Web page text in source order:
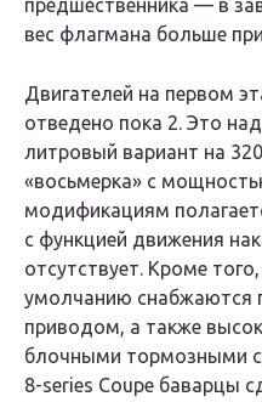
предшественника — в
вес флагмана больше
Двигателей на первом
отведено пока 2. Это
литровый вариант на
«восьмерка» с
модификациям
с функцией движения
отсутствует. Кроме
умолчанию
приводом, а также
блочными тормозными
8-series Coupe баварцы